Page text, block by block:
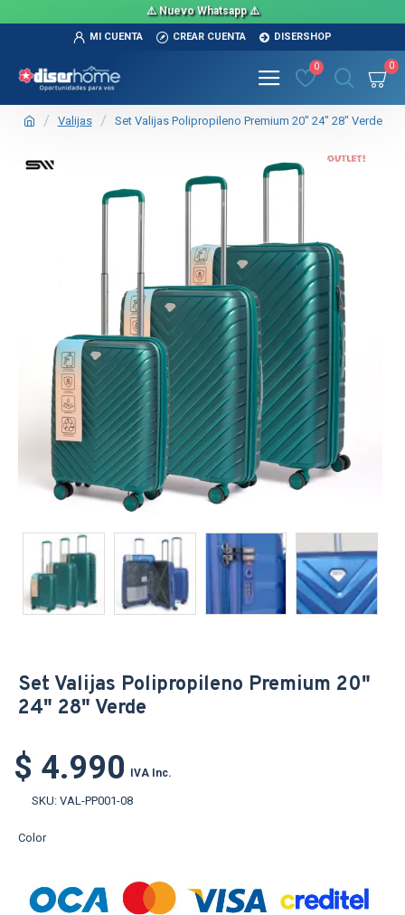
⚠️ Nuevo Whatsapp ⚠️
MI CUENTA CREAR CUENTA DISERSHOP
0 0
Valijas Set Valijas Polipropileno Premium 20" 24" 28" Verde
TEXTTRANSPARENTE OUT
Set Valijas Polipropileno Premium 20"
24" 28" Verde
$ 4.990 IVA Inc.
SKU: VAL-PP001-08
Color